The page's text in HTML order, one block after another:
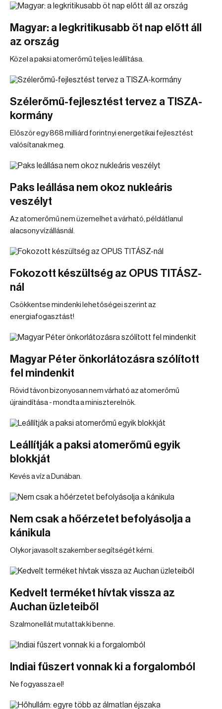
Magyar: a legkritikusabb öt nap előtt áll
az ország
Közel a paksi atomerőmű teljes leállítása.
Szélerőmű-fejlesztést tervez a TISZA-
kormány
Először egy 868 milliárd forintnyi energetikai fejlesztést
valósítanak meg.
Paks leállása nem okoz nukleáris
veszélyt
Az atomerőmű nem üzemelhet a várható, példátlanul
alacsony vízállásnál.
Fokozott készültség az OPUS TITÁSZ-
nál
Csökkentse mindenki lehetőségei szerint az
energiafogasztást!
Magyar Péter önkorlátozásra szólított
fel mindenkit
Rövid távon bizonyosan nem várható az atomerőmű
újraindítása - mondta a miniszterelnök.
Leállítják a paksi atomerőmű egyik
blokkját
Kevés a víz a Dunában.
Nem csak a hőérzetet befolyásolja a
kánikula
Olykor javasolt szakember segítségét kérni.
Kedvelt terméket hívtak vissza az
Auchan üzleteiből
Szalmonellát mutattak ki benne.
Indiai fűszert vonnak ki a forgalomból
Ne fogyassza el!